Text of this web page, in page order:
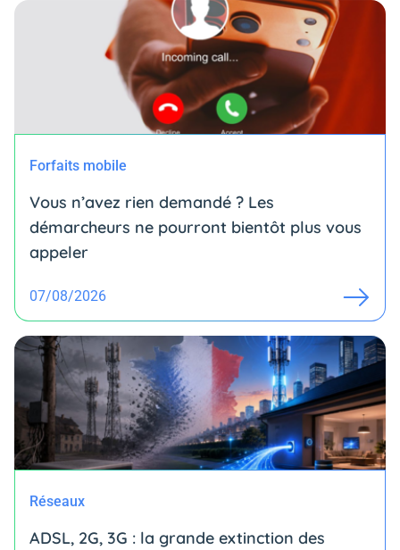
Forfaits mobile
Vous n’avez rien demandé ? Les
démarcheurs ne pourront bientôt plus vous
appeler
07/08/2026
Réseaux
ADSL, 2G, 3G : la grande extinction des